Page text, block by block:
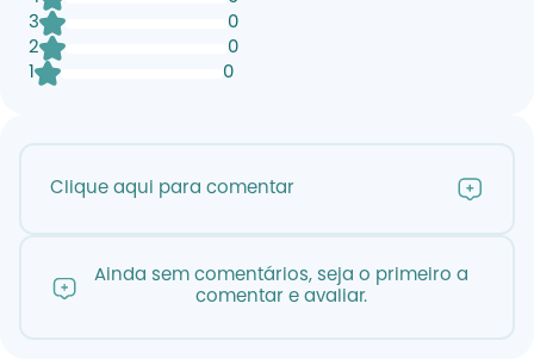
3
0
2
0
1
0
Clique aqui para comentar
Ainda sem comentários, seja o primeiro a
comentar e avaliar.